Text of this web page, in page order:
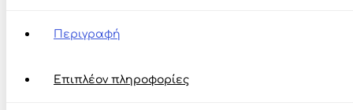
Περιγραφή
Επιπλέον πληροφορίες